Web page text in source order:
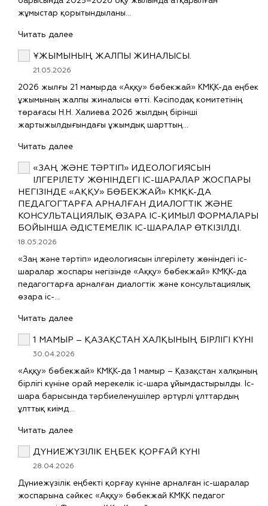
жұмыстар қорытындыланы…
Читать далее
ҰЖЫМЫНЫҢ ЖАЛПЫ ЖИНАЛЫСЫ.
21.05.2026
2026 жылғы 21 мамырда «Аққу» бөбекжай» КМҚК-да еңбек
ұжымының жалпы жиналысы өтті. Кәсіподақ комитетінің
төрағасы Н.Н. Халиева 2026 жылдың бірінші
жартыжылдығындағы ұжымдық шарттың…
Читать далее
«ЗАҢ ЖӘНЕ ТӘРТІП» ИДЕОЛОГИЯСЫН
ІЛГЕРІЛЕТУ ЖӨНІНДЕГІ ІС-ШАРАЛАР ЖОСПАРЫ
НЕГІЗІНДЕ «АҚҚУ» БӨБЕКЖАЙ» КМҚК-ДА
ПЕДАГОГТАРҒА АРНАЛҒАН ДИАЛОГТІК ЖӘНЕ
КОНСУЛЬТАЦИЯЛЫҚ ӨЗАРА ІС-ҚИМЫЛ ФОРМАЛАРЫ
БОЙЫНША ӘДІСТЕМЕЛІК ІС-ШАРАЛАР ӨТКІЗІЛДІ.
18.05.2026
«Заң және тәртіп» идеологиясын ілгерілету жөніндегі іс-
шаралар жоспары негізінде «Аққу» бөбекжай» КМҚК-да
педагогтарға арналған диалогтік және консультациялық
өзара іс-…
Читать далее
1 МАМЫР – ҚАЗАҚСТАН ХАЛҚЫНЫҢ БІРЛІГІ КҮНІ
30.04.2026
«Аққу» бөбекжай» КМҚК-да 1 мамыр – Қазақстан халқының
бірлігі күніне орай мерекелік іс-шара ұйымдастырылды. Іс-
шара барысында тәрбиеленушілер әртүрлі ұлттардың
ұлттық киімд…
Читать далее
ДҮНИЕЖҮЗІЛІК ЕҢБЕК ҚОРҒАЙ КҮНІ
28.04.2026
Дүниежүзілік еңбекті қорғау күніне арналған іс-шаралар
жоспарына сәйкес «Аққу» бөбекжай КМҚК педагог